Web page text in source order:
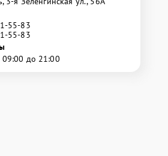
55-83
55-83
09:00 до 21:00